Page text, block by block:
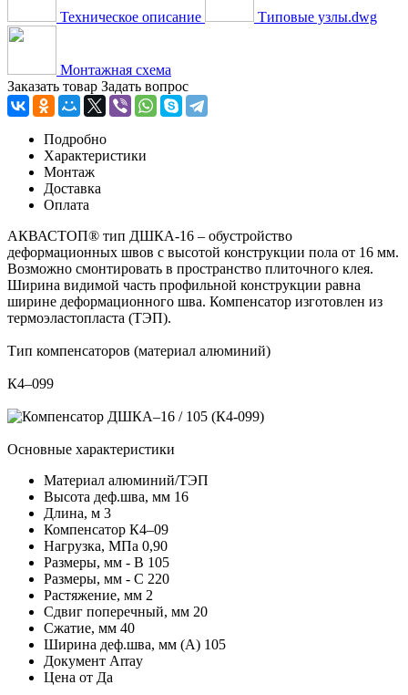
Техническое описание Типовые узлы.dwg
Монтажная схема
Заказать товар Задать вопрос
Подробно
Характеристики
Монтаж
Доставка
Оплата
АКВАСТОП® тип ДШКА-16 – обустройство
деформационных швов с высотой конструкции пола от 16 мм.
Возможно смонтировать в пространство плиточного клея.
Ширина видимой часть профильной конструкции равна
ширине деформационного шва. Компенсатор изготовлен из
термоэластопласта (ТЭП).
Тип компенсаторов (материал алюминий)
К4–099
Основные характеристики
Материал алюминий/ТЭП
Высота деф.шва, мм 16
Длина, м 3
Компенсатор К4–09
Нагрузка, МПа 0,90
Размеры, мм - В 105
Размеры, мм - С 220
Растяжение, мм 2
Сдвиг поперечный, мм 20
Сжатие, мм 40
Ширина деф.шва, мм (А) 105
Документ Array
Цена от Да